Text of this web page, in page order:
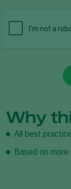
Why
All best
Based on